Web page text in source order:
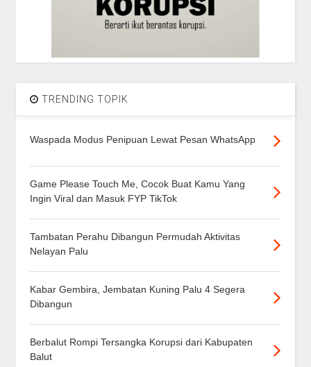
TRENDING TOPIK
Waspada Modus Penipuan Lewat Pesan WhatsApp
Game Please Touch Me, Cocok Buat Kamu Yang
Ingin Viral dan Masuk FYP TikTok
Tambatan Perahu Dibangun Permudah Aktivitas
Nelayan Palu
Kabar Gembira, Jembatan Kuning Palu 4 Segera
Dibangun
Berbalut Rompi Tersangka Korupsi dari Kabupaten
Balut